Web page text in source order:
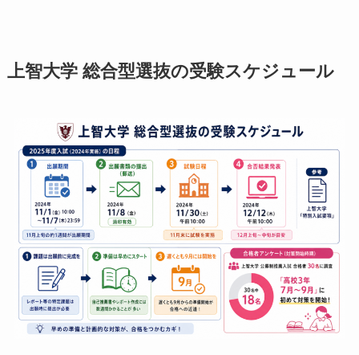
上智大学 総合型選抜の受験スケジュール